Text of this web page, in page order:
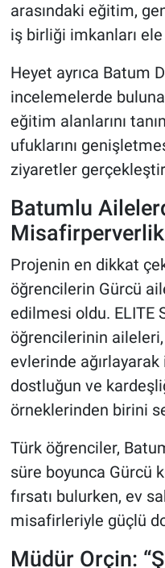
arasındaki eğitim,
iş birliği imkanları ele
Heyet ayrıca Batum
incelemelerde
eğitim alanlarını
ufuklarını
ziyaretler
Batumlu
Misafirperverlik
Projenin en dikkat
öğrencilerin Gürcü
edilmesi oldu. ELITE
öğrencilerinin
evlerinde
dostluğun ve
örneklerinden birini
Türk öğrenciler,
süre boyunca Gürcü
fırsatı bulurken, ev
misafirleriyle güçlü
Müdür Orçin: